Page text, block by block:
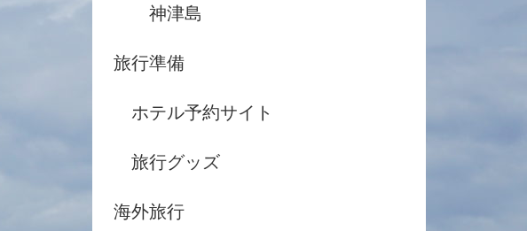
神津島
旅行準備
ホテル予約サイト
旅行グッズ
海外旅行